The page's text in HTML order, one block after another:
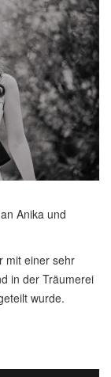
Anika und
mit einer sehr
in der Träumerei
wurde.